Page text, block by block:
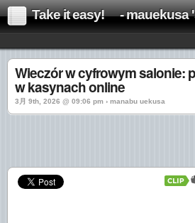
Take it easy! - mauekusa
Wieczór w cyfrowym salonie:
w kasynach online
3月 9th, 2026 @ 09:06 pm › manabu uekusa